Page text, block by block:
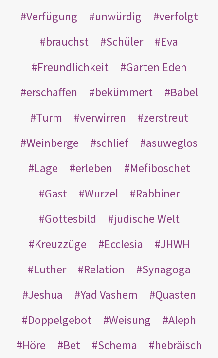
Verfügung
unwürdig
verfolgt
brauchst
Schüler
Eva
Freundlichkeit
Garten Eden
erschaffen
bekümmert
Babel
Turm
verwirren
zerstreut
Weinberge
schlief
asuweglos
Lage
erleben
Mefiboschet
Gast
Wurzel
Rabbiner
Gottesbild
jüdische Welt
Kreuzzüge
Ecclesia
JHWH
Luther
Relation
Synagoga
Jeshua
Yad Vashem
Quasten
Doppelgebot
Weisung
Aleph
Höre
Bet Schema hebräisch